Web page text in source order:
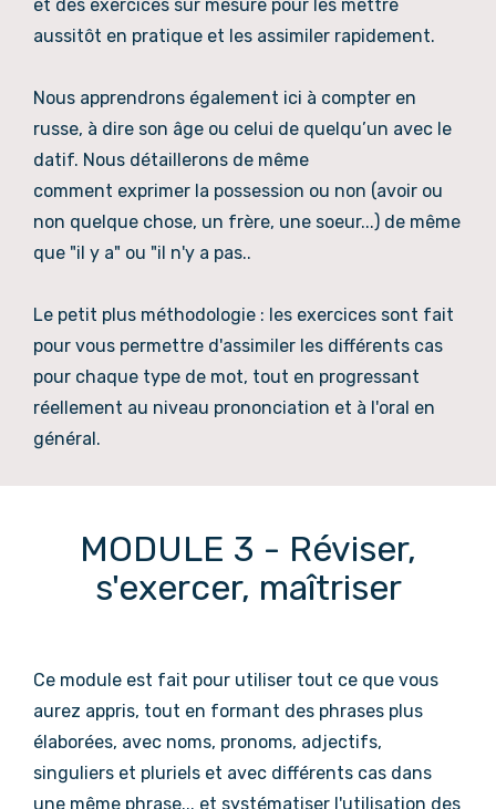
et des exercices sur mesure pour les mettre
aussitôt en pratique et les assimiler rapidement.
Nous apprendrons également ici à compter en
russe, à dire son âge ou celui de quelqu’un avec le
datif. Nous détaillerons de même
comment exprimer la possession ou non (avoir ou
non quelque chose, un frère, une soeur...) de même
que "il y a" ou "il n'y a pas..
Le petit plus méthodologie : les exercices sont fait
pour vous permettre d'assimiler les différents cas
pour chaque type de mot, tout en progressant
réellement au niveau prononciation et à l'oral en
général.
MODULE 3 - Réviser,
s'exercer, maîtriser
Ce module est fait pour utiliser tout ce que vous
aurez appris, tout en formant des phrases plus
élaborées, avec noms, pronoms, adjectifs,
singuliers et pluriels et avec différents cas dans
une même phrase... et systématiser l'utilisation des